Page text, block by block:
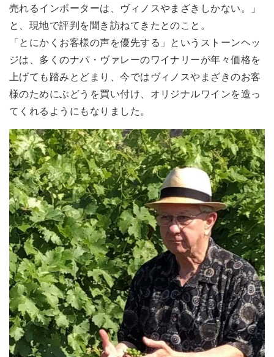
売れるインポーターは、ヴィノスやまざきしかない。」
と、現地で評判を聞き訪ねてきたとのこと。
「とにかくお客様の声を優先する」というストーンヘッ
ジは、多くのナパ・ヴァレーのワイナリーが年々価格を
上げても踏みとどまり、今ではヴィノスやまざきのお客
様のためにぶどうを買い付け、オリジナルワインを造っ
てくれるようにもなりました。